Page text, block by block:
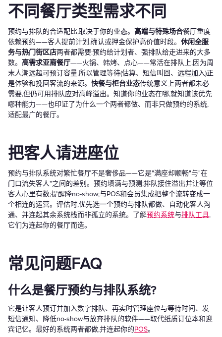
不同餐厅类型需求不同
预约与排队的合适配比,取决于你的业态。 高端与特殊场合餐厅重度
依赖预约——客人提前计划,确认或押金保护高价值时段。 休闲全服
务与热门街区店两者都需要:预约给计划者、强排队给走进来的大多
数。 高需求亚裔餐厅——火锅、韩烤、点心——常活在排队上,因为周
末人潮远超可预订容量,所以管理等待(估算、短信叫回、远程加入)正
是体验和挽回客流的来源。 快餐与柜台业态传统意义上两者都未必
需要,但仍可用排队应对高峰溢出。知道你的业态在哪,就知道该优先
哪种能力——也印证了为什么一个两者都做、而非只做预约的系统,
适配最广的餐厅。
把客人请进座位
预约与排队系统对繁忙餐厅不是奢侈品——它是"满座却顺畅"与"在
门口流失客人"之间的差别。预约填满与预测;排队接住溢出并让等位
客人心里有数;提醒降no-show;与POS和会员集成把整个流转变成一
个相连的运营。评估时,优先选一个预约与排队都做、自动化客人沟
通、并连起其余系统栈而非孤立的系统。了解预约系统与排队工具,
它们为连起你的餐厅而造。
常见问题FAQ
什么是餐厅预约与排队系统?
它是让客人预订并加入数字排队、再实时管理座位与等待时间、发
短信通知、降低no-show与放弃排队的软件——取代纸质订位本和迎
宾记忆。最好的系统两者都做,并连起你的POS。